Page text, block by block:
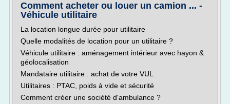
Comment acheter ou louer un camion ... -
Véhicule utilitaire
La location longue durée pour utilitaire
Quelle modalités de location pour un utilitaire ?
Véhicule utilitaire : aménagement intérieur avec hayon &
géolocalisation
Mandataire utilitaire : achat de votre VUL
Utilitaires : PTAC, poids à vide et sécurité
Comment créer une société d'ambulance ?